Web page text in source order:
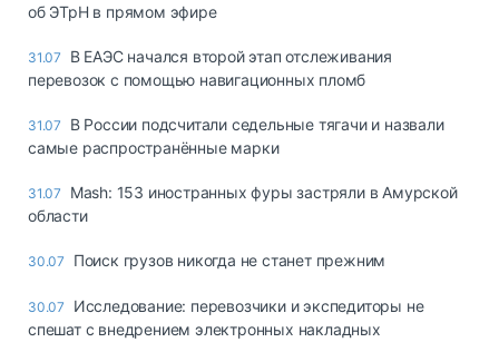
об ЭТрН в прямом эфире
31.07
В ЕАЭС начался второй этап отслеживания
перевозок с помощью навигационных пломб
31.07
В России подсчитали седельные тягачи и назвали
самые распространённые марки
31.07
Mash: 153 иностранных фуры застряли в Амурской
области
30.07 Поиск грузов никогда не станет прежним
30.07
Исследование: перевозчики и экспедиторы не
спешат с внедрением электронных накладных